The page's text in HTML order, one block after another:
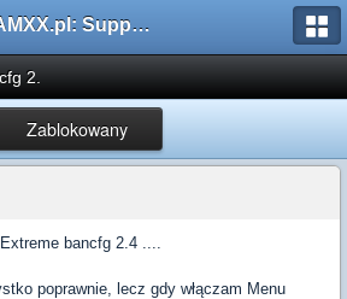
AMXX.pl: Support AMX Mod X i SourceMod
2.
Zablokowany
bancfg 2.4 ....
poprawnie, lecz gdy włączam Menu